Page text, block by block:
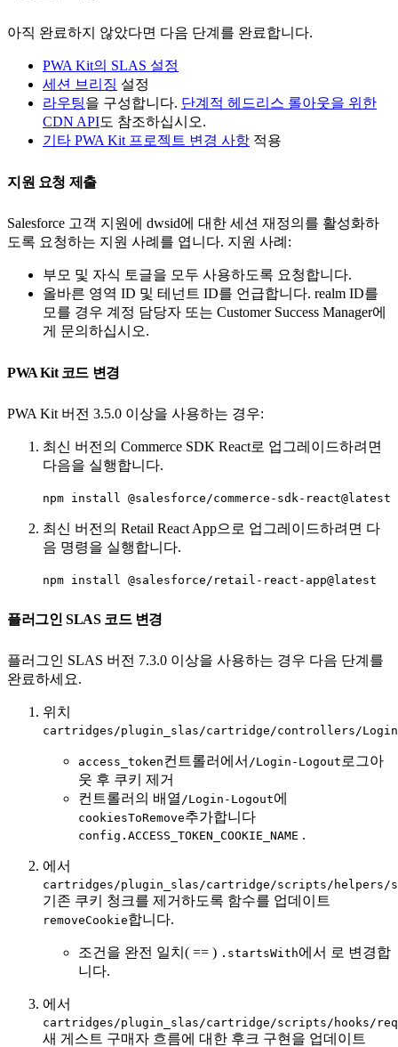
아직 완료하지 않았다면 다음 단계를 완료합니다.
PWA Kit의 SLAS 설정
세션 브리징 설정
라우팅을 구성합니다. 단계적 헤드리스 롤아웃을 위한
CDN API도 참조하십시오.
기타 PWA Kit 프로젝트 변경 사항 적용
지원 요청 제출
Salesforce 고객 지원에 dwsid에 대한 세션 재정의를 활성화하
도록 요청하는 지원 사례를 엽니다. 지원 사례:
부모 및 자식 토글을 모두 사용하도록 요청합니다.
올바른 영역 ID 및 테넌트 ID를 언급합니다. realm ID를
모를 경우 계정 담당자 또는 Customer Success Manager에
게 문의하십시오.
PWA Kit 코드 변경
PWA Kit 버전 3.5.0 이상을 사용하는 경우:
최신 버전의 Commerce SDK React로 업그레이드하려면
다음을 실행합니다.
npm install @salesforce/commerce-sdk-react@latest
최신 버전의 Retail React App으로 업그레이드하려면 다
음 명령을 실행합니다.
npm install @salesforce/retail-react-app@latest
플러그인 SLAS 코드 변경
플러그인 SLAS 버전 7.3.0 이상을 사용하는 경우 다음 단계를
완료하세요.
위치
cartridges/plugin_slas/cartridge/controllers/
access_token컨트롤러에서 /Login-Logout 로그아
웃 후 쿠키 제거
컨트롤러의 배열 /Login-Logout에
cookiesToRemove추가합니다
config.ACCESS_TOKEN_COOKIE_NAME .
에서
cartridges/plugin_slas/cartridge/scripts/helpers/
기존 쿠키 청크를 제거하도록 함수를 업데이트
removeCookie합니다.
조건을 완전 일치( == ) .startsWith에서 로 변경합
니다.
에서
cartridges/plugin_slas/cartridge/scripts/hooks/
새 게스트 구매자 흐름에 대한 후크 구현을 업데이트